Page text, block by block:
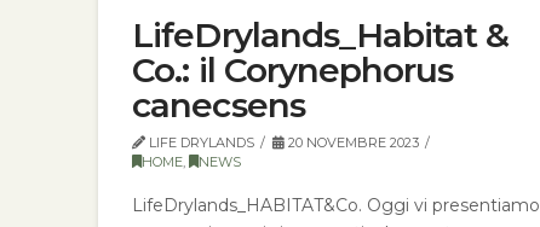
LifeDrylands_Habitat &
Co.: il Corynephorus
canecsens
LIFE DRYLANDS
20 NOVEMBRE 2023
HOME, NEWS
LifeDrylands_HABITAT&Co. Oggi vi presentiamo